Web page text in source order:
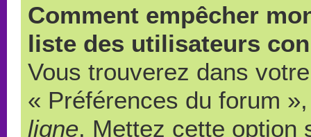
Comment empêcher
liste des utilisateurs
Vous trouverez dans
« Préférences du forum
ligne. Mettez cette option